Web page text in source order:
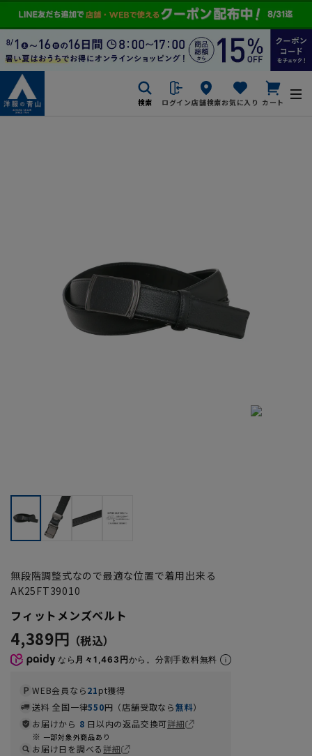
検索 ログイン店舗検索お気に入り カート
無段階調整式なので最適な位置で着用出来る
AK25FT39010
フィットメンズベルト
4,389円
なら 月々1,463円から。分割手数料無料
WEB会員なら21pt獲得
送料 全国一律550円（店舗受取なら無料）
お届けから 8 日以内の返品交換可詳細
一部対象外商品あり
お届け日を調べる詳細